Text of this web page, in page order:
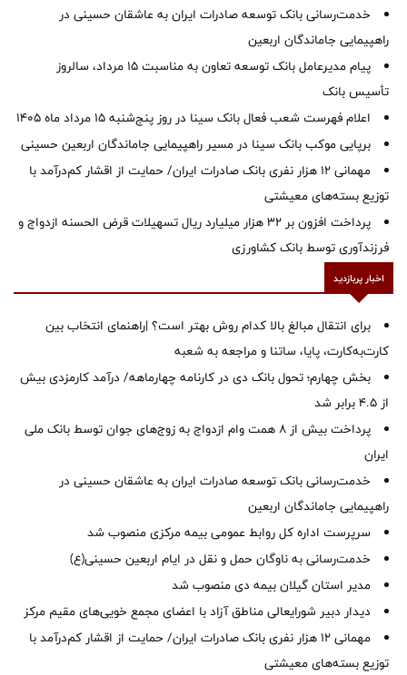
خدمت‌رسانی بانک توسعه صادرات ایران به عاشقان حسینی در
راهپیمایی جاماندگان اربعین
پیام مدیرعامل بانک توسعه تعاون به مناسبت 15 مرداد، سالروز
تأسیس بانک
اعلام فهرست شعب فعال بانک سینا در روز پنج‌شنبه 15 مرداد ماه 1405
برپایی موکب بانک سینا در مسیر راهپیمایی جاماندگان اربعین حسینی
مهمانی ۱۲ هزار نفری بانک صادرات ایران/ حمایت از اقشار کم‌درآمد با
توزیع بسته‌های معیشتی
پرداخت افزون بر 32 هزار میلیارد ریال تسهیلات قرض الحسنه ازدواج و
فرزندآوری توسط بانک کشاورزی
اخبار پربازدید
برای انتقال مبالغ بالا کدام روش بهتر است؟ |راهنمای انتخاب بین
کارت‌به‌کارت، پایا، ساتنا و مراجعه به شعبه
بخش چهارم؛ تحول بانک دی در کارنامه چهارماهه/ درآمد کارمزدی بیش
از ۴.۵ برابر شد
پرداخت بیش از ۸ همت وام ازدواج به زوج‌های جوان توسط بانک ملی
ایران
خدمت‌رسانی بانک توسعه صادرات ایران به عاشقان حسینی در
راهپیمایی جاماندگان اربعین
سرپرست اداره کل روابط عمومی بیمه مرکزی منصوب شد
خدمت‌رسانی به ناوگان حمل و نقل در ایام اربعین حسینی(ع)
‌مدیر استان گیلان بیمه دی منصوب شد
دیدار دبیر شورایعالی مناطق آزاد با اعضای مجمع خویی‌های مقیم مرکز
مهمانی ۱۲ هزار نفری بانک صادرات ایران/ حمایت از اقشار کم‌درآمد با
توزیع بسته‌های معیشتی